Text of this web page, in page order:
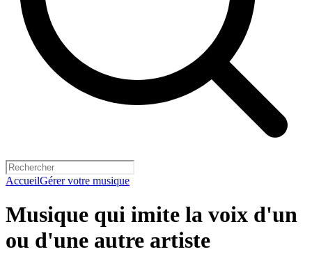
AccueilGérer votre musique
Musique qui imite la voix d'un
ou d'une autre artiste